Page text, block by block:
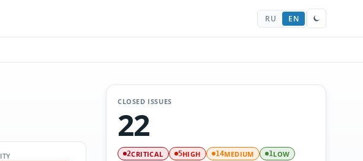
RU EN
CLOSED ISSUES
22
2CRITICAL 5HIGH 14MEDIUM 1LOW